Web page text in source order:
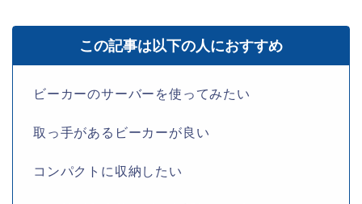
この記事は以下の人におすすめ
ビーカーのサーバーを使ってみたい
取っ手があるビーカーが良い
コンパクトに収納したい